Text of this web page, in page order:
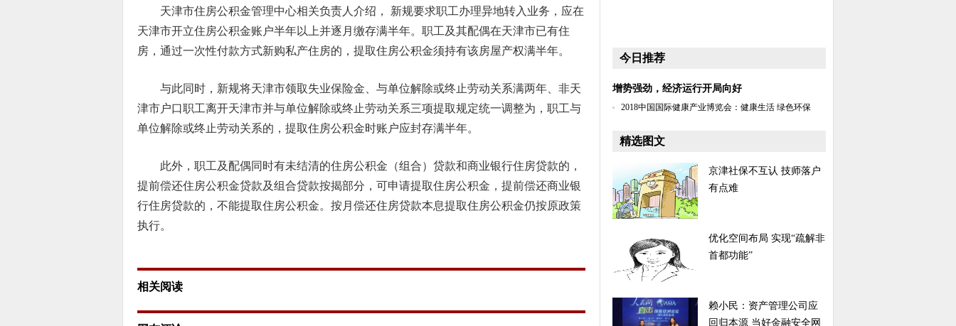
天津市住房公积金管理中心相关负责人介绍， 新规要求职工办理异地转入业务，应在
天津市开立住房公积金账户半年以上并逐月缴存满半年。职工及其配偶在天津市已有住
房，通过一次性付款方式新购私产住房的，提取住房公积金须持有该房屋产权满半年。
与此同时，新规将天津市领取失业保险金、与单位解除或终止劳动关系满两年、非天
津市户口职工离开天津市并与单位解除或终止劳动关系三项提取规定统一调整为，职工与
单位解除或终止劳动关系的，提取住房公积金时账户应封存满半年。
此外，职工及配偶同时有未结清的住房公积金（组合）贷款和商业银行住房贷款的，
提前偿还住房公积金贷款及组合贷款按揭部分，可申请提取住房公积金，提前偿还商业银
行住房贷款的，不能提取住房公积金。按月偿还住房贷款本息提取住房公积金仍按原政策
执行。
相关阅读
今日推荐
增势强劲，经济运行开局向好
2018中国国际健康产业博览会：健康生活 绿色环保
精选图文
京津社保不互认 技师落户
有点难
优化空间布局 实现“疏解非
首都功能”
赖小民：资产管理公司应
回归本源 当好金融安全网